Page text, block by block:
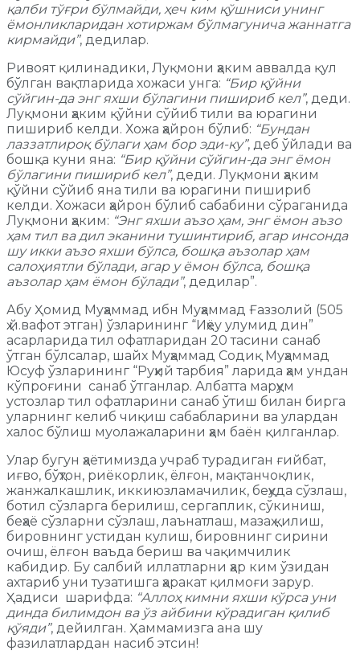
қалби тўғри бўлмайди, ҳеч ким қўшниси унинг
ёмонликларидан хотиржам бўлмагунича жаннатга
кирмайди”, дедилар.
Ривоят қилинадики, Луқмони ҳаким аввалда қул
бўлган вақтларида хожаси унга: “Бир қўйни
сўйгин-да энг яхши бўлагини пишириб кел”, деди.
Луқмони ҳаким қўйни сўйиб тили ва юрагини
пишириб келди. Хожа ҳайрон бўлиб: “Бундан
лаззатлироқ бўлаги ҳам бор эди-ку”, деб ўйлади ва
бошқа куни яна: “Бир қўйни сўйгин-да энг ёмон
бўлагини пишириб кел”, деди. Луқмони ҳаким
қўйни сўйиб яна тили ва юрагини пишириб
келди. Хожаси ҳайрон бўлиб сабабини сўраганида
Луқмони ҳаким: “Энг яхши аъзо ҳам, энг ёмон аъзо
ҳам тил ва дил эканини тушинтириб, агар инсонда
шу икки аъзо яхши бўлса, бошқа аъзолар ҳам
салоҳиятли бўлади, агар у ёмон бўлса, бошқа
аъзолар ҳам ёмон бўлади”, дедилар”.
Абу Ҳомид Муҳаммад ибн Муҳаммад Ғаззолий (505
ҳ.й.вафот этган) ўзларининг “Иҳёу улумид дин”
асарларида тил офатларидан 20 тасини санаб
ўтган бўлсалар, шайх Муҳаммад Содиқ Муҳаммад
Юсуф ўзларининг “Руҳий тарбия” ларида ҳам ундан
кўпроғини санаб ўтганлар. Албатта марҳум
устозлар тил офатларини санаб ўтиш билан бирга
уларнинг келиб чиқиш сабабларини ва улардан
халос бўлиш муолажаларини ҳам баён қилганлар.
Улар бугун ҳаётимизда учраб турадиган ғийбат,
иғво, бўҳтон, риёкорлик, ёлғон, мақтанчоқлик,
жанжалкашлик, иккиюзламачилик, беҳуда сўзлаш,
ботил сўзларга берилиш, сергаплик, сўкиниш,
беҳаё сўзларни сўзлаш, лаънатлаш, мазаҳ қилиш,
бировнинг устидан кулиш, бировнинг сирини
очиш, ёлғон ваъда бериш ва чақимчилик
кабидир. Бу салбий иллатларни ҳар ким ўзидан
ахтариб уни тузатишга ҳаракат қилмоғи зарур.
Ҳадиси шарифда: “Аллоҳ кимни яхши кўрса уни
динда билимдон ва ўз айбини кўрадиган қилиб
қўяди”, дейилган. Ҳаммамизга ана шу
фазилатлардан насиб этсин!